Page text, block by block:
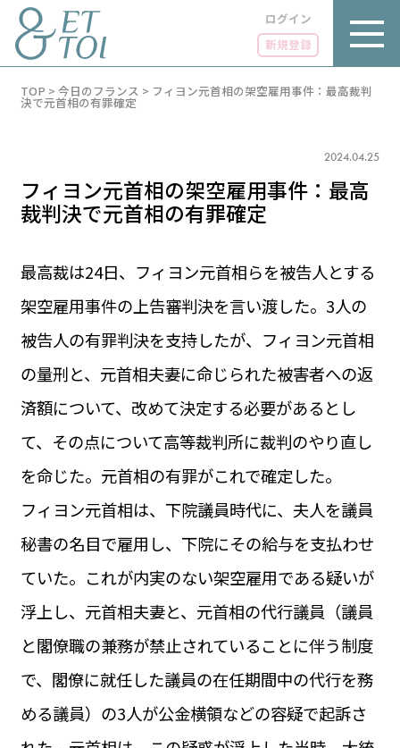
ログイン
新規登録
LUXE
グルメ
LIFE STYLE
ビジネス・キャリア
INFOS PRATIQUES
TAG
タグ
#パリ
#お土産 #トリビア
#データで読み解くフランス
#フランスの教育制度
#アプリ
#いざという時に
#カルカッソンヌ Carcassonne
#サステナブル
#フランス生活
#レシピ #ビューティー
#コスメ
#アルザス地方
#フランスの地方 #フロマージュ
#おでかけ
PARIS 14℃ / 12℃
FR 09:18 ／ JP 16:18
1€＝182.37円
お問い合わせ
運営会社
サイトポリシー
TOP > 今日のフランス > フィヨン元首相の架空雇用事件：最高裁判
決で元首相の有罪確定
2024.04.25
フィヨン元首相の架空雇用事件：最高
裁判決で元首相の有罪確定
最高裁は24日、フィヨン元首相らを被告人とする
架空雇用事件の上告審判決を言い渡した。3人の
被告人の有罪判決を支持したが、フィヨン元首相
の量刑と、元首相夫妻に命じられた被害者への返
済額について、改めて決定する必要があるとし
て、その点について高等裁判所に裁判のやり直し
を命じた。元首相の有罪がこれで確定した。
フィヨン元首相は、下院議員時代に、夫人を議員
秘書の名目で雇用し、下院にその給与を支払わせ
ていた。これが内実のない架空雇用である疑いが
浮上し、元首相夫妻と、元首相の代行議員（議員
と閣僚職の兼務が禁止されていることに伴う制度
で、閣僚に就任した議員の在任期間中の代行を務
める議員）の3人が公金横領などの容疑で起訴さ